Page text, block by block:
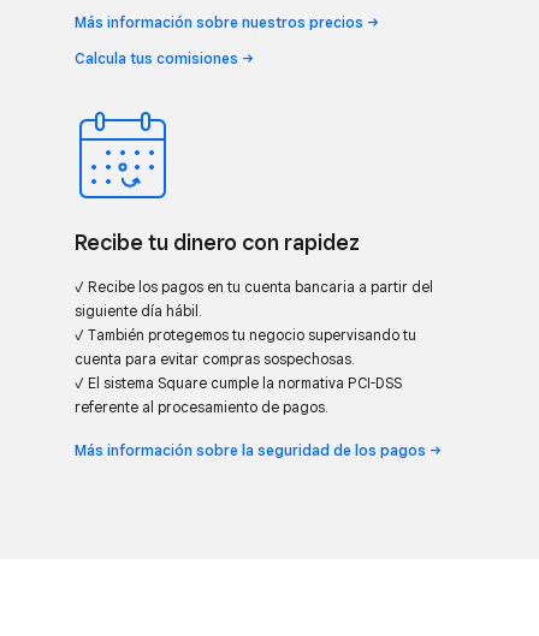
Más información sobre nuestros precios
Calcula tus comisiones
Recibe tu dinero con rapidez
✓ Recibe los pagos en tu cuenta bancaria a partir del
siguiente día hábil.
✓ También protegemos tu negocio supervisando tu
cuenta para evitar compras sospechosas.
✓ El sistema Square cumple la normativa PCI-DSS
referente al procesamiento de pagos.
Más información sobre la seguridad de los pagos